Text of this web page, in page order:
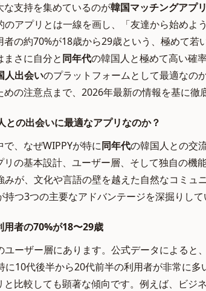
支持を集めているのが韓国マッチングアプ
のアプリとは一線を画し、「友達から始めよ
の約70%が18歳から29歳という、極めて若
さに自分と同年代の韓国人と極めて高い確
人出会いのプラットフォームとして最適なの
の注意点まで、2026年最新の情報を基に徹
との出会いに最適なアプリなのか？
、なぜWIPPYが特に同年代の韓国人との交
の基本設計、ユーザー層、そして独自の機
みが、文化や言語の壁を越えた自然なコミュ
つ3つの主要なアドバンテージを深掘りして
者の70%が18〜29歳
ユーザー層にあります。公式データによると
に10代後半から20代前半の利用者が非常に
と比較しても顕著な傾向です。例えば、ビジ